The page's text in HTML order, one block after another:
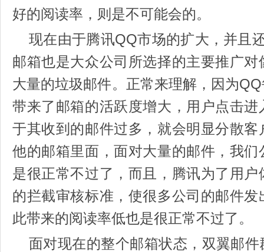
好的阅读率，则是不可能会的。
现在由于腾讯QQ市场的扩大，并且
邮箱也是大众公司所选择的主要推广
大量的垃圾邮件。正常来理解，因为
带来了邮箱的活跃度增大，用户点击
于其收到的邮件过多，就会明显分散
他的邮箱里面，面对大量的邮件，我
是很正常不过了，而且，腾讯为了用
的拦截审核标准，使很多公司的邮件
此带来的阅读率低也是很正常不过了。
面对现在的整个邮箱状态，双翼邮